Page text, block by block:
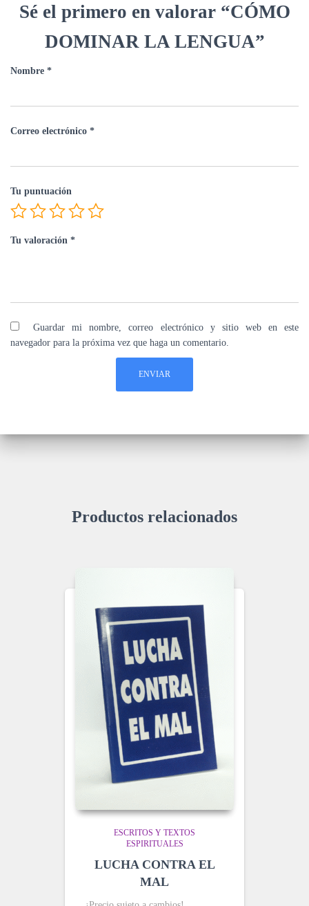
Sé el primero en valorar “CÓMO
DOMINAR LA LENGUA”
Nombre *
Correo electrónico *
Tu puntuación
Tu valoración *
Guardar mi nombre, correo electrónico y sitio web en este
navegador para la próxima vez que haga un comentario.
Productos relacionados
ESCRITOS Y TEXTOS
ESPIRITUALES
LUCHA CONTRA EL
MAL